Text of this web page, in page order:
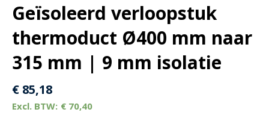
Geïsoleerd verloopstuk
thermoduct Ø400 mm naar
315 mm | 9 mm isolatie
€ 85,18
€ 70,40